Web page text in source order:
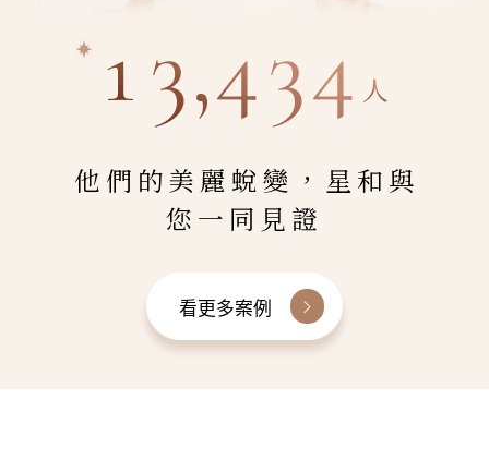
13,434 人
他們的美麗蛻變，星和與
您一同見證
看更多案例